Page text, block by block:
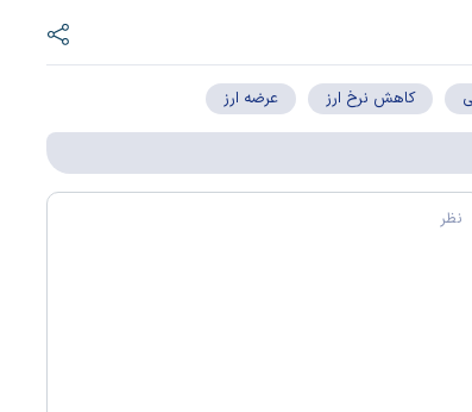
کاهش نرخ ارز عرضه ارز